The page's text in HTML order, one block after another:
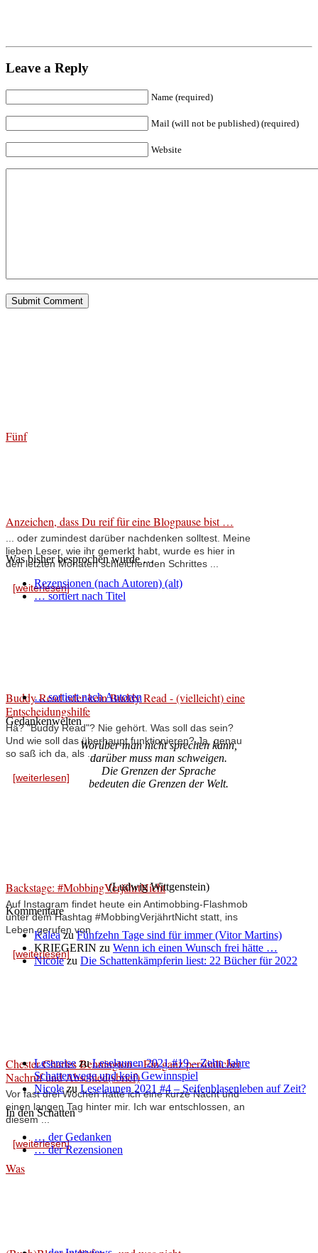
Leave a Reply
Name (required)
Mail (will not be published) (required)
Website
Fünf
Anzeichen, dass Du reif für eine Blogpause bist …
... oder zumindest darüber nachdenken solltest. Meine
lieben Leser, wie ihr gemerkt habt, wurde es hier in
den letzten Monaten schleichenden Schrittes ...
[weiterlesen]
Buddy Read oder kein Buddy Read - (vielleicht) eine
Entscheidungshilfe
Hä? "Buddy Read"? Nie gehört. Was soll das sein?
Und wie soll das überhaupt funktionieren? Ja, genau
so saß ich da, als ...
[weiterlesen]
Backstage: #MobbingVerjährtNicht
Auf Instagram findet heute ein Antimobbing-Flashmob
unter dem Hashtag #MobbingVerjährtNicht statt, ins
Leben gerufen von
[weiterlesen]
Chester Charles Bennington – Ein ganz persönlicher
Nachruf und Abschied(sbrief)
Vor fast drei Wochen hatte ich eine kurze Nacht und
einen langen Tag hinter mir. Ich war entschlossen, an
diesem ...
[weiterlesen]
Was
Was bisher besprochen wurde …
Rezensionen (nach Autoren) (alt)
… sortiert nach Titel
… sortiert nach Autoren
Gedankenwelten
Worüber man nicht sprechen kann,
darüber muss man schweigen.
Die Grenzen der Sprache
bedeuten die Grenzen der Welt.
(Ludwig Wittgenstein)
Kommentare
KaleazuFünfzehn Tage sind für immer (Vitor Martins)
KRIEGERIN zu Wenn ich einen Wunsch frei hätte …
Nicolezu Die Schattenkämpferin liest: 22 Bücher für 2022
LesereisezuLeselaunen 2021 #19 – Zehn Jahre
Schattenwege und kein Gewinnspiel
Nicolezu Leselaunen 2021 #4 – Seifenblasenleben auf Zeit?
In den Schatten
… der Gedanken
… der Rezensionen